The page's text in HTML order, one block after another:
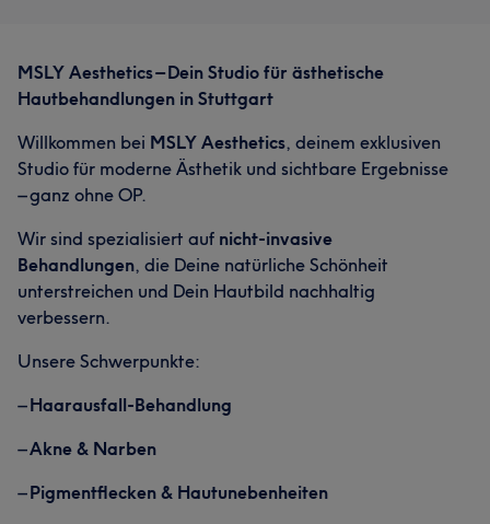
MSLY Aesthetics – Dein Studio für ästhetische
Hautbehandlungen in Stuttgart
Willkommen bei MSLY Aesthetics, deinem exklusiven
Studio für moderne Ästhetik und sichtbare Ergebnisse
– ganz ohne OP.
Wir sind spezialisiert auf nicht-invasive
Behandlungen, die Deine natürliche Schönheit
unterstreichen und Dein Hautbild nachhaltig
verbessern.
Unsere Schwerpunkte:
–Haarausfall-Behandlung
–Akne & Narben
–Pigmentflecken & Hautunebenheiten